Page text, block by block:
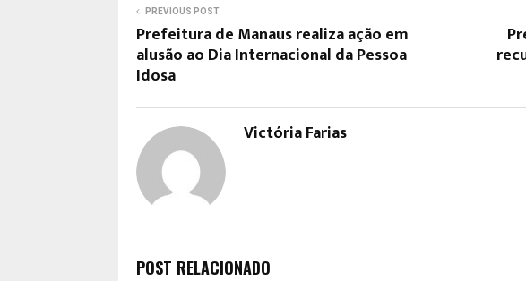
PREVIOUS POST
Prefeitura de Manaus realiza ação em
alusão ao Dia Internacional da Pessoa
Idosa
Victória Farias
POST RELACIONADO